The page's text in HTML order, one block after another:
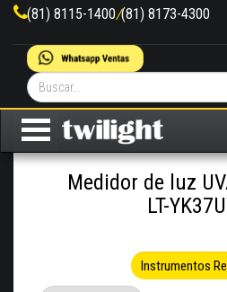
(81) 8115-1400/(81) 8173-4300
Medidor de luz
LT-
Instrumentos